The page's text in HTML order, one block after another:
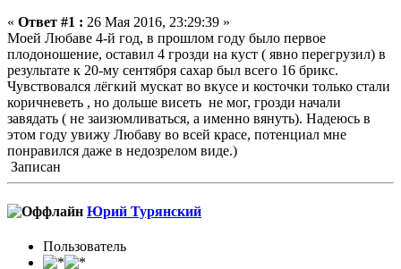
« Ответ #1 : 26 Мая 2016, 23:29:39 »
Моей Любаве 4-й год, в прошлом году было первое
плодоношение, оставил 4 грозди на куст ( явно перегрузил) в
результате к 20-му сентября сахар был всего 16 брикс.
Чувствовался лёгкий мускат во вкусе и косточки только стали
коричневеть , но дольше висеть не мог, грозди начали
завядать ( не заизюмливаться, а именно вянуть). Надеюсь в
этом году увижу Любаву во всей красе, потенциал мне
понравился даже в недозрелом виде.)
Записан
Юрий Турянский
Пользователь